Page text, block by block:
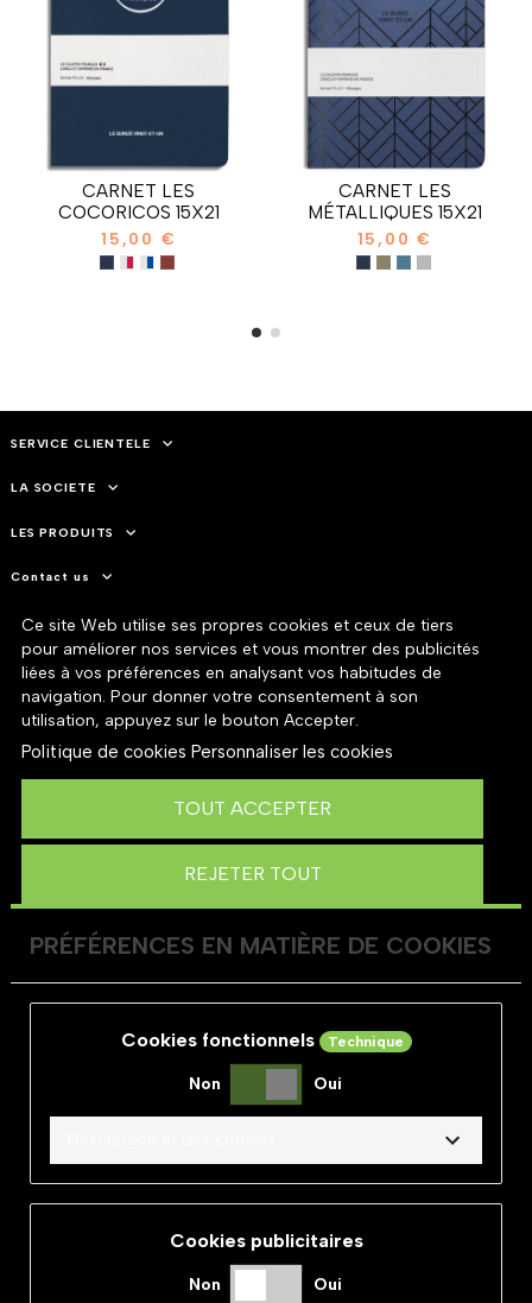
CARNET LES
COCORICOS 15X21
15,00 €
CARNET LES
MÉTALLIQUES 15X21
15,00 €
SERVICE CLIENTELE
LA SOCIETE
LES PRODUITS
Contact us
Ce site Web utilise ses propres cookies et ceux de tiers
pour améliorer nos services et vous montrer des publicités
liées à vos préférences en analysant vos habitudes de
navigation. Pour donner votre consentement à son
utilisation, appuyez sur le bouton Accepter.
Politique de cookies Personnaliser les cookies
REJETER TOUT
TOUT ACCEPTER
PRÉFÉRENCES EN MATIÈRE DE COOKIES
Cookies fonctionnels Technique
Non Oui
Cookies publicitaires
Non Oui